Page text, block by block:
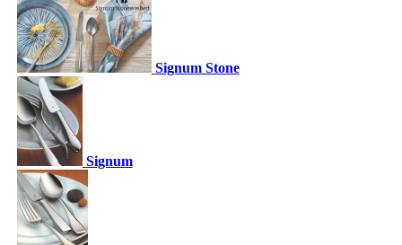
Signum Stone
Signum